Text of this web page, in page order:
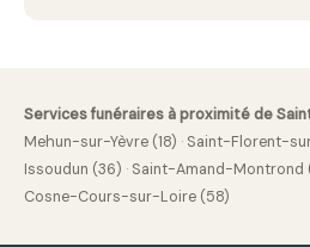
Services funéraires à proximité de
Mehun-sur-Yèvre (18) · Saint-Florent-
Issoudun (36) · Saint-Amand-Montrond
Cosne-Cours-sur-Loire (58)